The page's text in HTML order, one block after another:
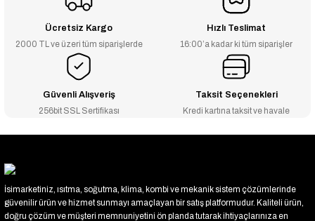
Ücretsiz Kargo
2000 TL ve üzeri tüm siparişlerde
Hızlı Teslimat
16:00’a kadar ki tüm siparişler
Güvenli Alışveriş
256bit SSL Sertifikası
Taksit Seçenekleri
Kredi kartına taksit ve havale
İsimarketiniz, ısıtma, soğutma, klima, kombi ve mekanik sistem çözümlerinde
güvenilir ürün ve hizmet sunmayı amaçlayan bir satış platformudur. Kaliteli ürün,
doğru çözüm ve müşteri memnuniyetini ön planda tutarak ihtiyaçlarınıza en